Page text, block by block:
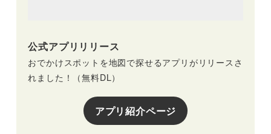
公式アプリリリース
おでかけスポットを地図で探せるアプリがリリースさ
れました！（無料DL）
アプリ紹介ページ